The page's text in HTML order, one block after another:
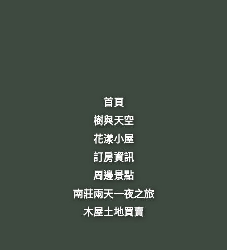
首頁
樹與天空
花漾小屋
訂房資訊
周邊景點
南莊兩天一夜之旅
木屋土地買賣